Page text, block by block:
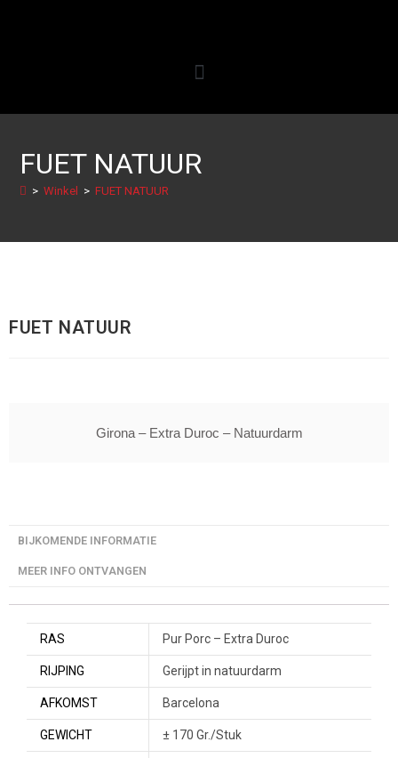
FUET NATUUR
> Winkel > FUET NATUUR
FUET NATUUR
Girona – Extra Duroc – Natuurdarm
BIJKOMENDE INFORMATIE
MEER INFO ONTVANGEN
RAS Pur Porc – Extra Duroc
RIJPING Gerijpt in natuurdarm
AFKOMST Barcelona
GEWICHT ± 170 Gr./Stuk